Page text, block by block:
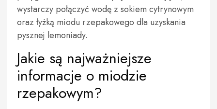
wystarczy połączyć wodę z sokiem cytrynowym
oraz łyżką miodu rzepakowego dla uzyskania
pysznej lemoniady.
Jakie są najważniejsze
informacje o miodzie
rzepakowym?